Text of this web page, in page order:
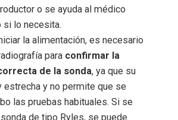
o se ayuda al médico
si lo necesita.
la alimentación, es necesario
para confirmar la
de la sonda, ya que su
estrecha y no permite que se
las pruebas habituales. Si se
de tipo Ryles, se puede